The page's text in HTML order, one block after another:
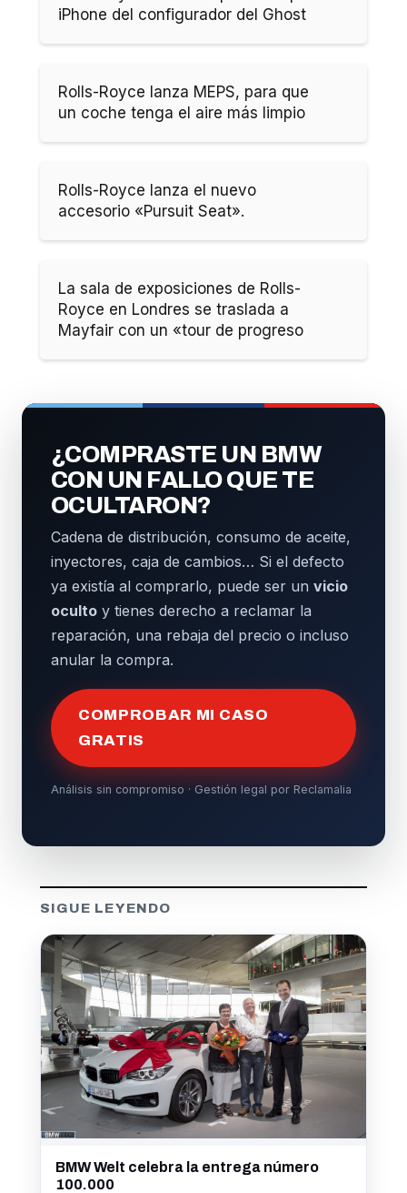
iPhone del configurador del Ghost
Rolls-Royce lanza MEPS, para que
un coche tenga el aire más limpio
Rolls-Royce lanza el nuevo
accesorio «Pursuit Seat».
La sala de exposiciones de Rolls-
Royce en Londres se traslada a
Mayfair con un «tour de progreso
¿COMPRASTE UN BMW
CON UN FALLO QUE TE
OCULTARON?
Cadena de distribución, consumo de aceite,
inyectores, caja de cambios… Si el defecto
ya existía al comprarlo, puede ser un vicio
oculto y tienes derecho a reclamar la
reparación, una rebaja del precio o incluso
anular la compra.
COMPROBAR MI CASO
GRATIS
Análisis sin compromiso · Gestión legal por Reclamalia
SIGUE LEYENDO
BMW Welt celebra la entrega número
100.000